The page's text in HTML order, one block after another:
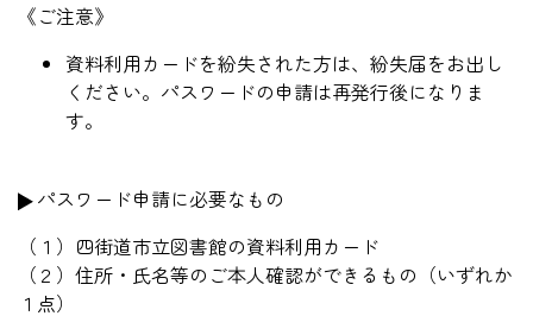
《ご注意》
資料利用カードを紛失された方は、紛失届をお出し
ください。パスワードの申請は再発行後になりま
す。
パスワード申請に必要なもの
（１）四街道市立図書館の資料利用カード
（２）住所・氏名等のご本人確認ができるもの（いずれか
１点）